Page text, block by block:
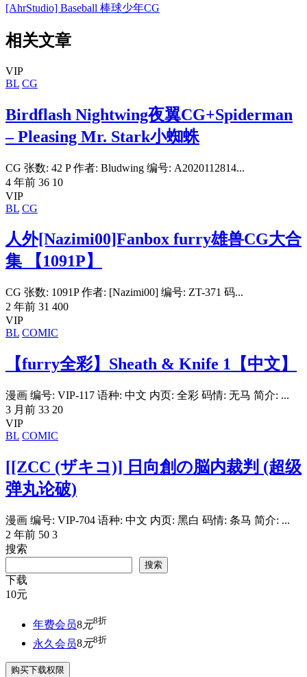
[AhrStudio] Baseball 棒球少年CG
相关文章
VIP
BL CG
Birdflash Nightwing夜翼CG+Spiderman
– Pleasing Mr. Stark小蜘蛛
CG 张数: 42 P 作者: Bludwing 编号: A2020112814...
4 年前 36 10
VIP
BL CG
人外[Nazimi00]Fanbox furry雄兽CG大合
集 【1091P】
CG 张数: 1091P 作者: [Nazimi00] 编号: ZT-371 码...
2 年前 31 400
VIP
BL COMIC
【furry全彩】Sheath & Knife 1【中文】
漫画 编号: VIP-117 语种: 中文 内页: 全彩 码情: 无马 简介: ...
3 月前 33 20
VIP
BL COMIC
[[ZCC (ザキコ)] 日向創の脳内裁判 (超级
弹丸论破)
漫画 编号: VIP-704 语种: 中文 内页: 黑白 码情: 条马 简介: ...
2 年前 50 3
搜索
搜索
下载
10元
年费会员8元8折
永久会员8元8折
购买下载权限